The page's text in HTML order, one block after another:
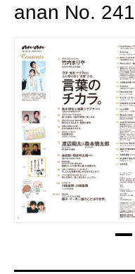
anan No.